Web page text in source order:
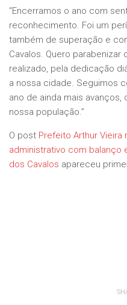
“Encerramos o ano com
reconhecimento. Foi um
também de superação e
Cavalos. Quero
realizado, pela dedicação
a nossa cidade. Seguimos
ano de ainda mais
nossa população.”
O post Prefeito Arthur
administrativo com balanço
dos Cavalos apareceu